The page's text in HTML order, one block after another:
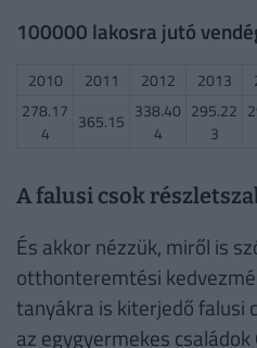
100000 lakosra jutó
2010 2011 2012 2013
278.17
4
365.15 338.40
4
295.22
3
A falusi csok
És akkor nézzük, miről is
otthonteremtési
tanyákra is kiterjedő falusi
az egygyermekes